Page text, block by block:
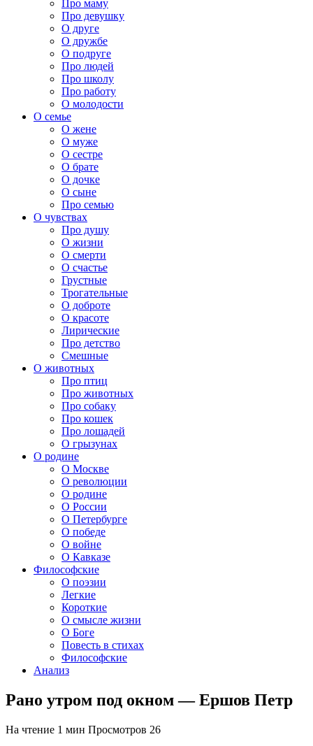
Про маму
Про девушку
О друге
О дружбе
О подруге
Про людей
Про школу
Про работу
О молодости
О семье
О жене
О муже
О сестре
О брате
О дочке
О сыне
Про семью
О чувствах
Про душу
О жизни
О смерти
О счастье
Грустные
Трогательные
О доброте
О красоте
Лирические
Про детство
Смешные
О животных
Про птиц
Про животных
Про собаку
Про кошек
Про лошадей
О грызунах
О родине
О Москве
О революции
О родине
О России
О Петербурге
О победе
О войне
О Кавказе
Философские
О поэзии
Легкие
Короткие
О смысле жизни
О Боге
Повесть в стихах
Философские
Анализ
Рано утром под окном — Ершов Петр
На чтение 1 мин Просмотров 26